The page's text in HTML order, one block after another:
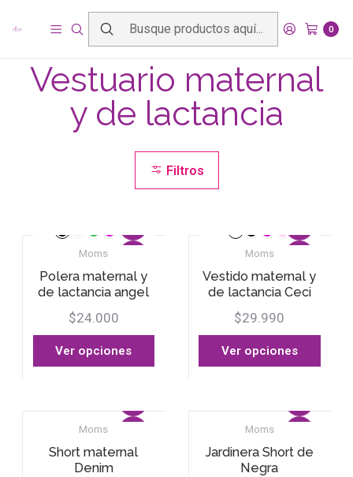
0
Vestuario maternal
y de lactancia
Filtros
Moms
Polera maternal y
de lactancia angel
$24.000
Ver opciones
Moms
Vestido maternal y
de lactancia Ceci
$29.990
Ver opciones
Moms
Short maternal
Denim
Moms
Jardinera Short de
Negra